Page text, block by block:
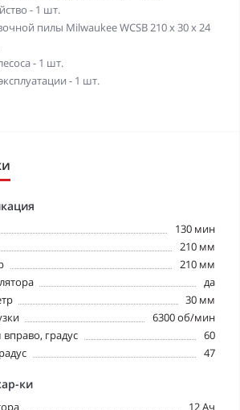
- 1 шт.
пилы Milwaukee WCSB 210 x 30 x 24
- 1 шт.
- 1 шт.
130 мин
210 мм
210 мм
да
30 мм
6300 об/мин
градус
60
47
ки
12 Ач